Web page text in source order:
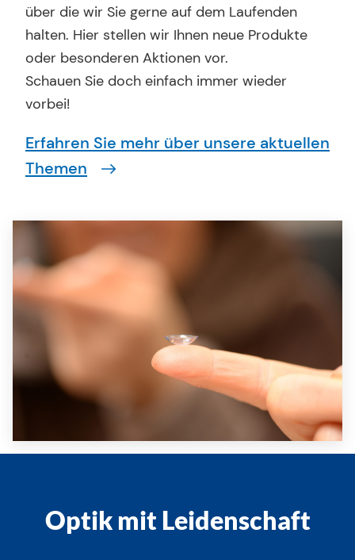
über die wir Sie gerne auf dem Laufenden
halten. Hier stellen wir Ihnen neue Produkte
oder besonderen Aktionen vor.
Schauen Sie doch einfach immer wieder
vorbei!
Erfahren Sie mehr über unsere aktuellen
Themen
Optik mit Leidenschaft